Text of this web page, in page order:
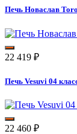
Печь Новаслав
22 419 ₽
Печь Vesuvi 04
22 460 ₽